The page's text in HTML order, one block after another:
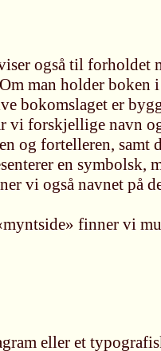
også til forholdet
man holder boken
bokomslaget er
vi forskjellige navn
og fortelleren, samt
en symbolsk,
vi også navnet på
finner vi
eller et